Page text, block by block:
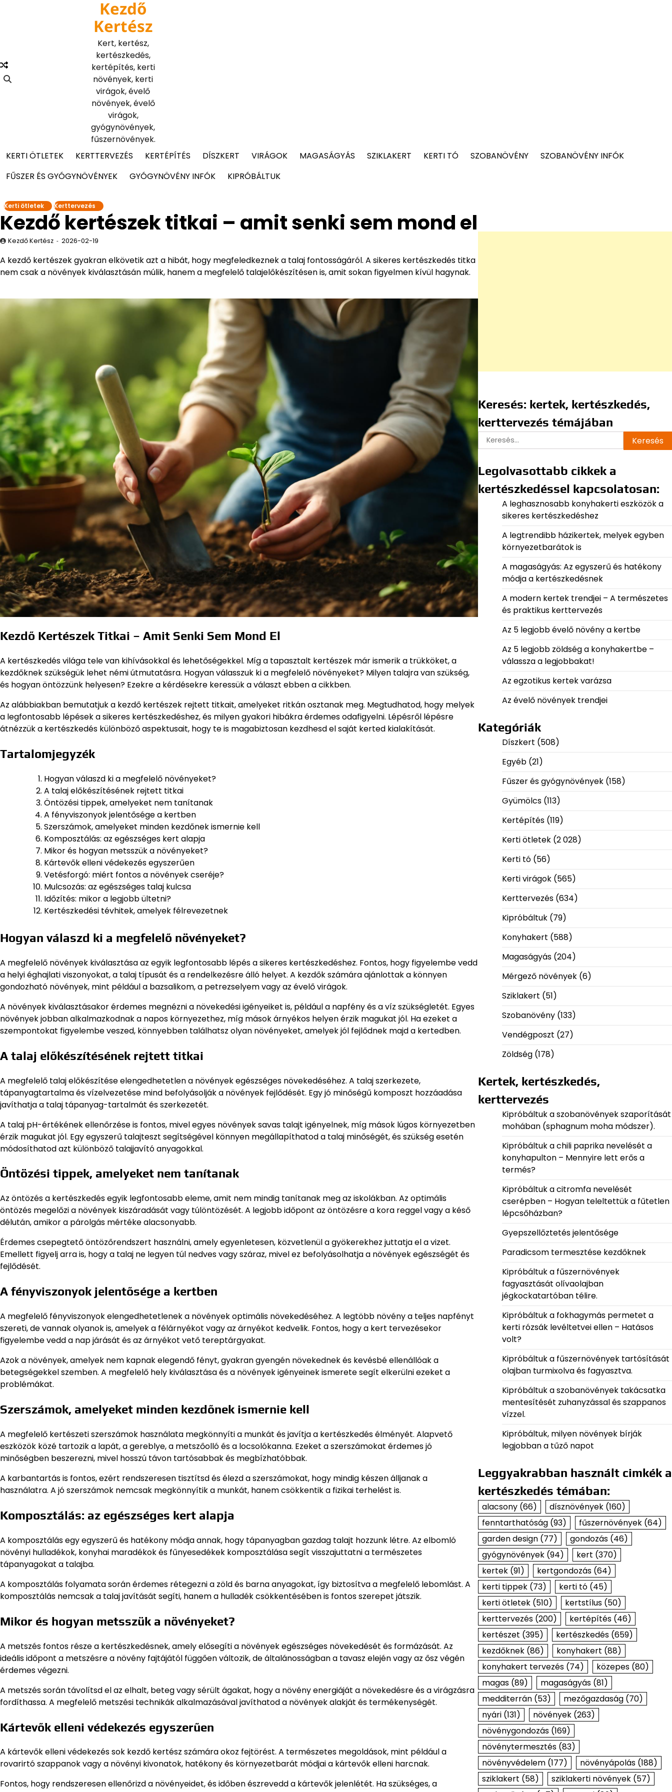
Kezdő
Kertész
Kert, kertész,
kertészkedés,
kertépítés, kerti
növények, kerti
virágok, évelő
növények, évelő
virágok,
gyógynövények,
fűszernövények.
KERTI ÖTLETEK
KERTTERVEZÉS KERTÉPÍTÉS DÍSZKERT VIRÁGOK MAGASÁGYÁS SZIKLAKERT KERTI TÓ SZOBANÖVÉNY
SZOBANÖVÉNY INFÓK
FŰSZER ÉS GYÓGYNÖVÉNYEK
GYÓGYNÖVÉNY INFÓK KIPRÓBÁLTUK
Kerti ötletek Kerttervezés
Kezdő kertészek titkai – amit senki sem mond el
Kezdő Kertész 2026-02-19
A kezdő kertészek gyakran elkövetik azt a hibát, hogy megfeledkeznek a talaj fontosságáról. A sikeres kertészkedés titka
nem csak a növények kiválasztásán múlik, hanem a megfelelő talajelőkészítésen is, amit sokan figyelmen kívül hagynak.
Kezdő Kertészek Titkai – Amit Senki Sem Mond El
A kertészkedés világa tele van kihívásokkal és lehetőségekkel. Míg a tapasztalt kertészek már ismerik a trükköket, a
kezdőknek szükségük lehet némi útmutatásra. Hogyan válasszuk ki a megfelelő növényeket? Milyen talajra van szükség,
és hogyan öntözzünk helyesen? Ezekre a kérdésekre keressük a választ ebben a cikkben.
Az alábbiakban bemutatjuk a kezdő kertészek rejtett titkait, amelyeket ritkán osztanak meg. Megtudhatod, hogy melyek
a legfontosabb lépések a sikeres kertészkedéshez, és milyen gyakori hibákra érdemes odafigyelni. Lépésről lépésre
átnézzük a kertészkedés különböző aspektusait, hogy te is magabiztosan kezdhesd el saját kerted kialakítását.
Tartalomjegyzék
Hogyan válaszd ki a megfelelő növényeket?
A talaj előkészítésének rejtett titkai
Öntözési tippek, amelyeket nem tanítanak
A fényviszonyok jelentősége a kertben
Szerszámok, amelyeket minden kezdőnek ismernie kell
Komposztálás: az egészséges kert alapja
Mikor és hogyan metsszük a növényeket?
Kártevők elleni védekezés egyszerűen
Vetésforgó: miért fontos a növények cseréje?
Mulcsozás: az egészséges talaj kulcsa
Időzítés: mikor a legjobb ültetni?
Kertészkedési tévhitek, amelyek félrevezetnek
Hogyan válaszd ki a megfelelő növényeket?
A megfelelő növények kiválasztása az egyik legfontosabb lépés a sikeres kertészkedéshez. Fontos, hogy figyelembe vedd
a helyi éghajlati viszonyokat, a talaj típusát és a rendelkezésre álló helyet. A kezdők számára ajánlottak a könnyen
gondozható növények, mint például a bazsalikom, a petrezselyem vagy az évelő virágok.
A növények kiválasztásakor érdemes megnézni a növekedési igényeiket is, például a napfény és a víz szükségletét. Egyes
növények jobban alkalmazkodnak a napos környezethez, míg mások árnyékos helyen érzik magukat jól. Ha ezeket a
szempontokat figyelembe veszed, könnyebben találhatsz olyan növényeket, amelyek jól fejlődnek majd a kertedben.
A talaj előkészítésének rejtett titkai
A megfelelő talaj előkészítése elengedhetetlen a növények egészséges növekedéséhez. A talaj szerkezete,
tápanyagtartalma és vízelvezetése mind befolyásolják a növények fejlődését. Egy jó minőségű komposzt hozzáadása
javíthatja a talaj tápanyag-tartalmát és szerkezetét.
A talaj pH-értékének ellenőrzése is fontos, mivel egyes növények savas talajt igényelnek, míg mások lúgos környezetben
érzik magukat jól. Egy egyszerű talajteszt segítségével könnyen megállapíthatod a talaj minőségét, és szükség esetén
módosíthatod azt különböző talajjavító anyagokkal.
Öntözési tippek, amelyeket nem tanítanak
Az öntözés a kertészkedés egyik legfontosabb eleme, amit nem mindig tanítanak meg az iskolákban. Az optimális
öntözés megelőzi a növények kiszáradását vagy túlöntözését. A legjobb időpont az öntözésre a kora reggel vagy a késő
délután, amikor a párolgás mértéke alacsonyabb.
Érdemes csepegtető öntözőrendszert használni, amely egyenletesen, közvetlenül a gyökerekhez juttatja el a vizet.
Emellett figyelj arra is, hogy a talaj ne legyen túl nedves vagy száraz, mivel ez befolyásolhatja a növények egészségét és
fejlődését.
A fényviszonyok jelentősége a kertben
A megfelelő fényviszonyok elengedhetetlenek a növények optimális növekedéséhez. A legtöbb növény a teljes napfényt
szereti, de vannak olyanok is, amelyek a félárnyékot vagy az árnyékot kedvelik. Fontos, hogy a kert tervezésekor
figyelembe vedd a nap járását és az árnyékot vető tereptárgyakat.
Azok a növények, amelyek nem kapnak elegendő fényt, gyakran gyengén növekednek és kevésbé ellenállóak a
betegségekkel szemben. A megfelelő hely kiválasztása és a növények igényeinek ismerete segít elkerülni ezeket a
problémákat.
Szerszámok, amelyeket minden kezdőnek ismernie kell
A megfelelő kertészeti szerszámok használata megkönnyíti a munkát és javítja a kertészkedés élményét. Alapvető
eszközök közé tartozik a lapát, a gereblye, a metszőolló és a locsolókanna. Ezeket a szerszámokat érdemes jó
minőségben beszerezni, mivel hosszú távon tartósabbak és megbízhatóbbak.
A karbantartás is fontos, ezért rendszeresen tisztítsd és élezd a szerszámokat, hogy mindig készen álljanak a
használatra. A jó szerszámok nemcsak megkönnyítik a munkát, hanem csökkentik a fizikai terhelést is.
Komposztálás: az egészséges kert alapja
A komposztálás egy egyszerű és hatékony módja annak, hogy tápanyagban gazdag talajt hozzunk létre. Az elbomló
növényi hulladékok, konyhai maradékok és fűnyesedékek komposztálása segít visszajuttatni a természetes
tápanyagokat a talajba.
A komposztálás folyamata során érdemes rétegezni a zöld és barna anyagokat, így biztosítva a megfelelő lebomlást. A
komposztálás nemcsak a talaj javítását segíti, hanem a hulladék csökkentésében is fontos szerepet játszik.
Mikor és hogyan metsszük a növényeket?
A metszés fontos része a kertészkedésnek, amely elősegíti a növények egészséges növekedését és formázását. Az
ideális időpont a metszésre a növény fajtájától függően változik, de általánosságban a tavasz elején vagy az ősz végén
érdemes végezni.
A metszés során távolítsd el az elhalt, beteg vagy sérült ágakat, hogy a növény energiáját a növekedésre és a virágzásra
fordíthassa. A megfelelő metszési technikák alkalmazásával javíthatod a növények alakját és termékenységét.
Kártevők elleni védekezés egyszerűen
A kártevők elleni védekezés sok kezdő kertész számára okoz fejtörést. A természetes megoldások, mint például a
rovarirtó szappanok vagy a növényi kivonatok, hatékony és környezetbarát módjai a kártevők elleni harcnak.
Fontos, hogy rendszeresen ellenőrizd a növényeidet, és időben észrevedd a kártevők jelenlétét. Ha szükséges, a
Keresés: kertek, kertészkedés,
kerttervezés témájában
Keresés:
Legolvasottabb cikkek a
kertészkedéssel kapcsolatosan:
A leghasznosabb konyhakerti eszközök a
sikeres kertészkedéshez
A legtrendibb házikertek, melyek egyben
környezetbarátok is
A magaságyás: Az egyszerű és hatékony
módja a kertészkedésnek
A modern kertek trendjei – A természetes
és praktikus kerttervezés
Az 5 legjobb évelő növény a kertbe
Az 5 legjobb zöldség a konyhakertbe –
válassza a legjobbakat!
Az egzotikus kertek varázsa
Az évelő növények trendjei
Kategóriák
Díszkert (508)
Egyéb(21)
Fűszer és gyógynövények(158)
Gyümölcs(113)
Kertépítés(119)
Kerti ötletek(2 028)
Kerti tó(56)
Kerti virágok(565)
Kerttervezés(634)
Kipróbáltuk(79)
Konyhakert (588)
Magaságyás(204)
Mérgező növények(6)
Sziklakert (51)
Szobanövény(133)
Vendégposzt (27)
Zöldség(178)
Kertek, kertészkedés,
kerttervezés
Kipróbáltuk a szobanövények szaporítását
mohában (sphagnum moha módszer).
Kipróbáltuk a chili paprika nevelését a
konyhapulton – Mennyire lett erős a
termés?
Kipróbáltuk a citromfa nevelését
cserépben – Hogyan teleltettük a fűtetlen
lépcsőházban?
Gyepszellőztetés jelentősége
Paradicsom termesztése kezdőknek
Kipróbáltuk a fűszernövények
fagyasztását olívaolajban
jégkockatartóban télire.
Kipróbáltuk a fokhagymás permetet a
kerti rózsák levéltetvei ellen – Hatásos
volt?
Kipróbáltuk a fűszernövények tartósítását
olajban turmixolva és fagyasztva.
Kipróbáltuk a szobanövények takácsatka
mentesítését zuhanyzással és szappanos
vízzel.
Kipróbáltuk, milyen növények bírják
legjobban a tűző napot
Leggyakrabban használt cimkék a
kertészkedés témában:
alacsony(66) dísznövények(160)
fenntarthatóság(93) fűszernövények(64)
garden design(77) gondozás(46)
gyógynövények(94) kert (370)
kertek(91) kertgondozás(64)
kerti tippek(73) kerti tó(45)
kerti ötletek(510) kertstílus(50)
kerttervezés(200) kertépítés(46)
kertészet (395) kertészkedés(659)
kezdőknek(86) konyhakert (88)
konyhakert tervezés(74) közepes(80)
magas(89) magaságyás(81)
medditerrán(53) mezőgazdaság(70)
nyári(131) növények(263)
növénygondozás(169)
növénytermesztés(83)
növényvédelem(177) növényápolás(188)
sziklakert (58) sziklakerti növények(57)